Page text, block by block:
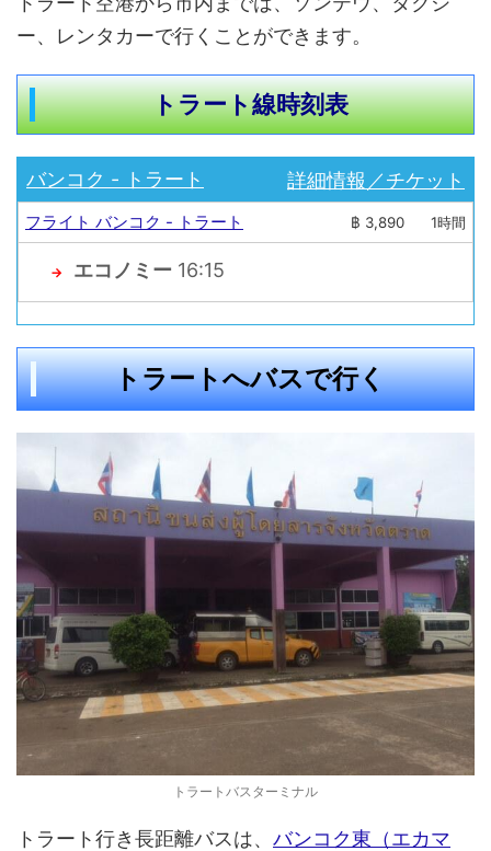
ー、レンタカーで行くことができます。
トラート線時刻表
バンコク - トラート 詳細情報／チケット
フライト バンコク - トラート ฿ 3,890 1時間
→ エコノミー 16:15
トラートへバスで行く
トラートバスターミナル
トラート行き長距離バスは、 バンコク東（エカマ